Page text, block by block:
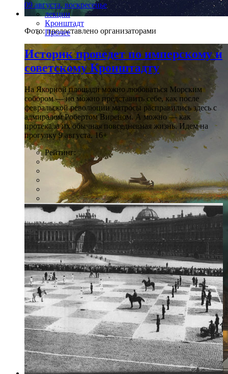
Фото: предоставлено организаторами
09 августа, воскресенье
лекции
Кронштадт
Прочее
Историк проведет по имперскому и
советскому Кронштадту
На Якорной площади можно любоваться Морским
собором — но можно представить себе, как после
февральской революции матросы расправились здесь с
адмиралом Робертом Виреном. А можно — как
протекала их обычная повседневная жизнь. Идем на
прогулку 9 августа. 16+
Рейтинг: